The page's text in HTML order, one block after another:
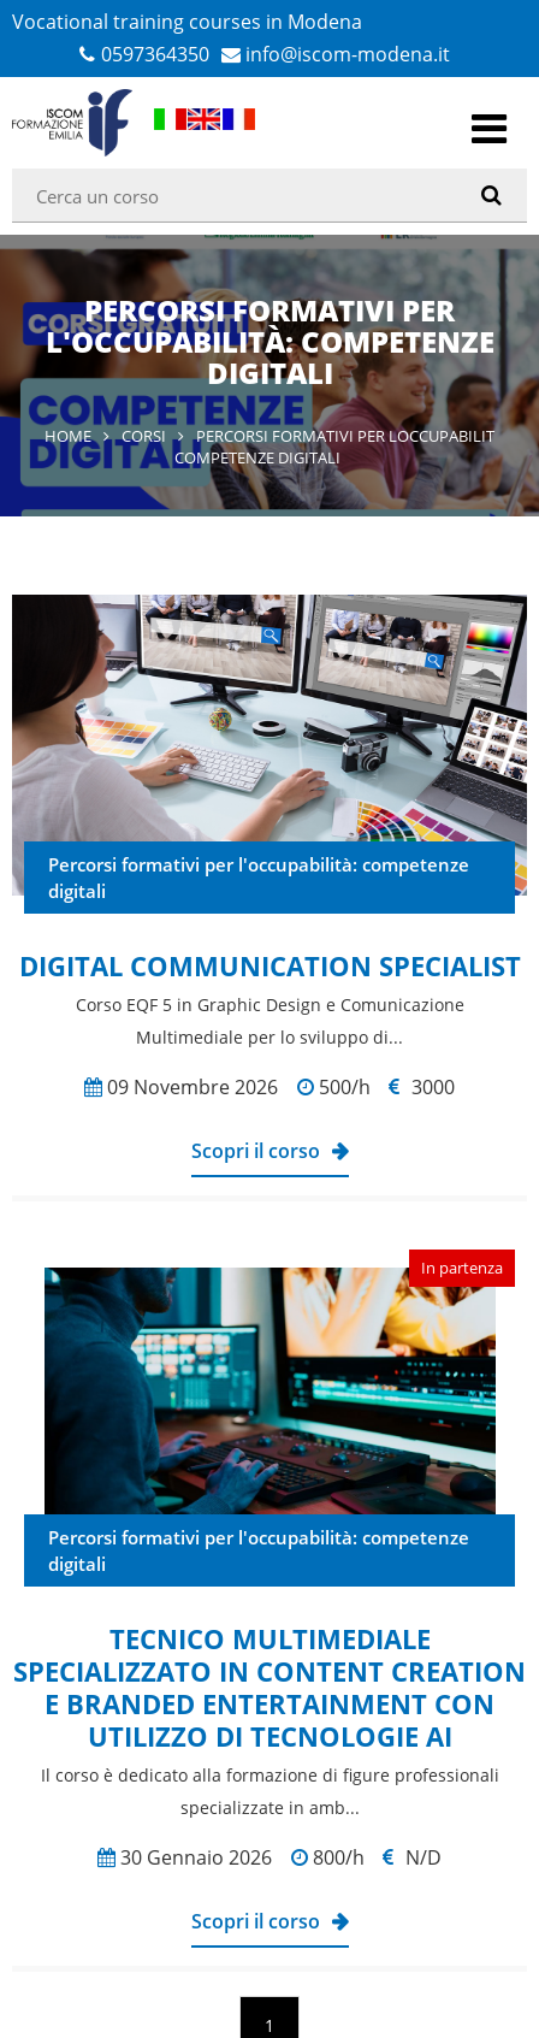
Vocational training courses in Modena
0597364350
info@iscom-modena.it
PERCORSI FORMATIVI PER
L'OCCUPABILITÀ: COMPETENZE
DIGITALI
HOME CORSI
PERCORSI FORMATIVI PER LOCCUPABILIT
COMPETENZE DIGITALI
Percorsi formativi per l'occupabilità: competenze
digitali
DIGITAL COMMUNICATION SPECIALIST
Corso EQF 5 in Graphic Design e Comunicazione
Multimediale per lo sviluppo di...
09 Novembre 2026 500/h 3000
Scopri il corso
In partenza
Percorsi formativi per l'occupabilità: competenze
digitali
TECNICO MULTIMEDIALE
SPECIALIZZATO IN CONTENT CREATION
E BRANDED ENTERTAINMENT CON
UTILIZZO DI TECNOLOGIE AI
Il corso è dedicato alla formazione di figure professionali
specializzate in amb...
30 Gennaio 2026 800/h N/D
Scopri il corso
1